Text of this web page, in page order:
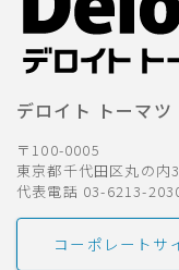
デロイト トーマ
〒100-0005
東京都千代田区丸の内
代表電話 03-6213-
コーポレートサ